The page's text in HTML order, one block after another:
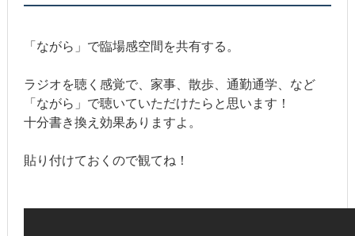
「ながら」で臨場感空間を共有する。
ラジオを聴く感覚で、家事、散歩、通勤通学、など
「ながら」で聴いていただけたらと思います！
十分書き換え効果ありますよ。
貼り付けておくので観てね！